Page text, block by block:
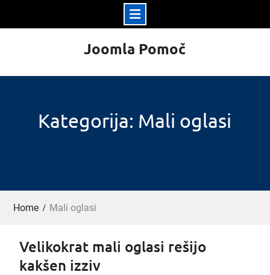
Joomla Pomoč
Kategorija: Mali oglasi
Home Mali oglasi
Velikokrat mali oglasi rešijo
kakšen izziv